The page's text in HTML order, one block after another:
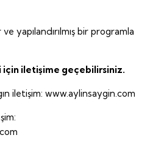
yapılandırılmış bir programla
için iletişime geçebilirsiniz.
iletişim: www.aylinsaygin.com